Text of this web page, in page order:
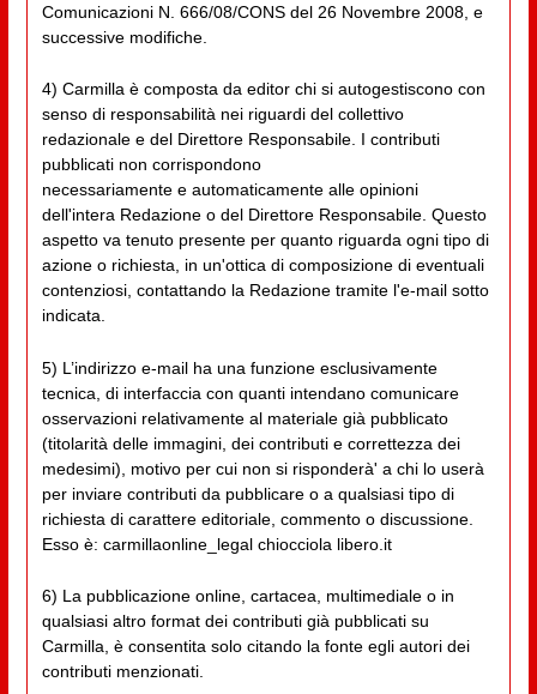
Comunicazioni N. 666/08/CONS del 26 Novembre 2008, e
successive modifiche.
4) Carmilla è composta da editor chi si autogestiscono con
senso di responsabilità nei riguardi del collettivo
redazionale e del Direttore Responsabile. I contributi
pubblicati non corrispondono
necessariamente e automaticamente alle opinioni
dell'intera Redazione o del Direttore Responsabile. Questo
aspetto va tenuto presente per quanto riguarda ogni tipo di
azione o richiesta, in un'ottica di composizione di eventuali
contenziosi, contattando la Redazione tramite l'e-mail sotto
indicata.
5) L’indirizzo e-mail ha una funzione esclusivamente
tecnica, di interfaccia con quanti intendano comunicare
osservazioni relativamente al materiale già pubblicato
(titolarità delle immagini, dei contributi e correttezza dei
medesimi), motivo per cui non si risponderà' a chi lo userà
per inviare contributi da pubblicare o a qualsiasi tipo di
richiesta di carattere editoriale, commento o discussione.
Esso è: carmillaonline_legal chiocciola libero.it
6) La pubblicazione online, cartacea, multimediale o in
qualsiasi altro format dei contributi già pubblicati su
Carmilla, è consentita solo citando la fonte egli autori dei
contributi menzionati.